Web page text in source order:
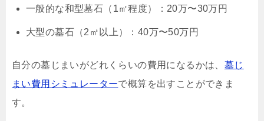
一般的な和型墓石（1㎡程度）：20万〜30万円
大型の墓石（2㎡以上）：40万〜50万円
自分の墓じまいがどれくらいの費用になるかは、 墓じ
まい費用シミュレーターで概算を出すことができま
す。